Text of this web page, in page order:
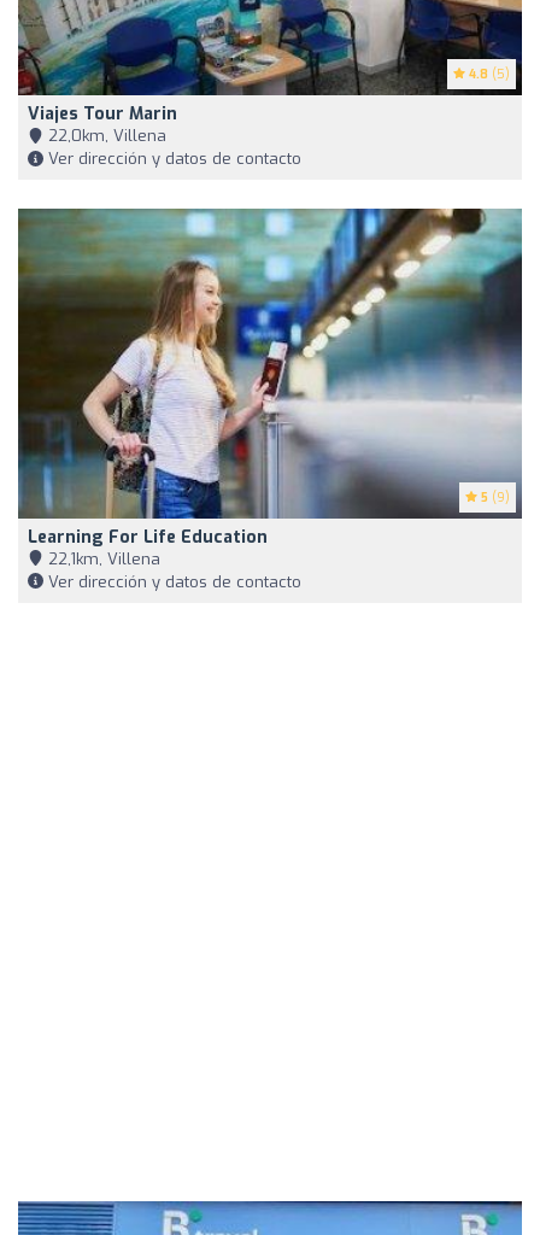
4.8 (5)
Viajes Tour Marin
22,0km, Villena
Ver dirección y datos de contacto
5 (9)
Learning For Life Education
22,1km, Villena
Ver dirección y datos de contacto